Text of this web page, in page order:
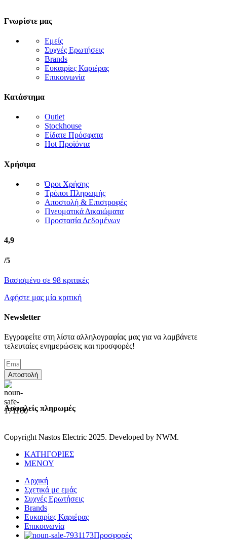
Γνωρίστε μας
Εμείς
Συχνές Ερωτήσεις
Brands
Ευκαιρίες Καριέρας
Επικοινωνία
Κατάστημα
Outlet
Stockhouse
Είδατε Πρόσφατα
Hot Προϊόντα
Χρήσιμα
Όροι Χρήσης
Τρόποι Πληρωμής
Αποστολή & Επιστροφές
Πνευματικά Δικαιώματα
Προστασία Δεδομένων
4,9
/5
Βασισμένο σε 98 κριτικές
Αφήστε μας μία κριτική
Newsletter
Εγγραφείτε στη λίστα αλληλογραφίας μας για να λαμβάνετε
τελευταίες ενημερώσεις και προσφορές!
Αποστολή
Ασφαλείς πληρωμές
Copyright Nastos Electric 2025. Developed by NWM.
ΚΑΤΗΓΟΡΙΕΣ
ΜΕΝΟΥ
Αρχική
Σχετικά με εμάς
Συχνές Ερωτήσεις
Brands
Ευκαιρίες Καριέρας
Επικοινωνία
Προσφορές